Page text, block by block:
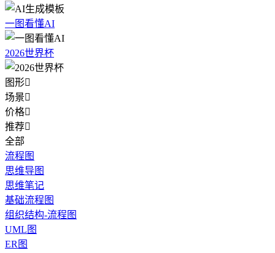
一图看懂AI
2026世界杯
图形
场景
价格
推荐
全部
流程图
思维导图
思维笔记
基础流程图
组织结构-流程图
UML图
ER图